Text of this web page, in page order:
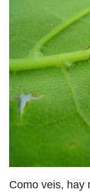
Como veis, hay